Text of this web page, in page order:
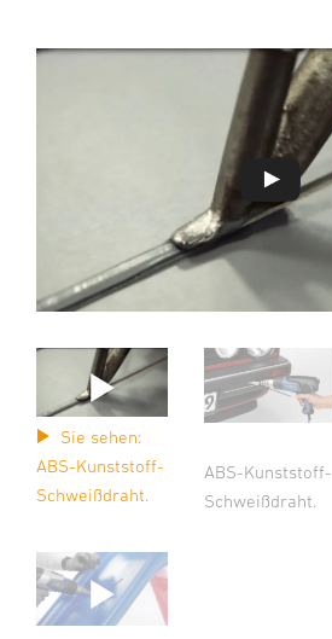
Sie sehen:
ABS-Kunststoff-
Schweißdraht.
ABS-Kunststoff-
Schweißdraht.